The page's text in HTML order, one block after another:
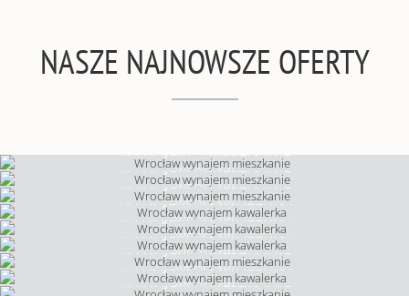
NASZE NAJNOWSZE OFERTY
WYNAJEM • MIESZKANIE
WROCŁAW
WYNAJEM • MIESZKANIE
WROCŁAW
WYNAJEM • MIESZKANIE
WROCŁAW
WYNAJEM • KAWALERKA
WROCŁAW
WYNAJEM • KAWALERKA
WROCŁAW
WYNAJEM • KAWALERKA
WROCŁAW
WYNAJEM • MIESZKANIE
WROCŁAW
WYNAJEM • KAWALERKA
WROCŁAW
WYNAJEM • MIESZKANIE